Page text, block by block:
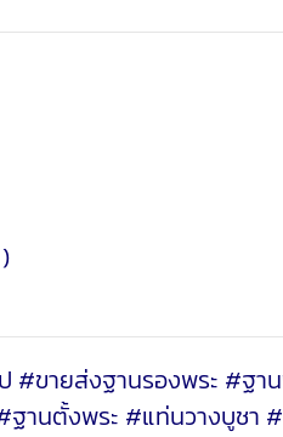
#ขายส่งฐานรองพระ #ฐา
านตั้งพระ #แท่นวางบูชา